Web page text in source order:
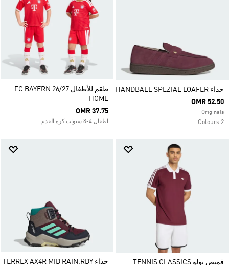
حذاء HANDBALL SPEZIAL LOAFER
OMR 52.50
Originals
2 Colours
طقم للأطفال FC BAYERN 26/27
HOME
OMR 37.75
اطفال 4-8 سنوات كرة القدم
قميص بولو TENNIS CLASSICS
حذاء TERREX AX4R MID RAIN.RDY